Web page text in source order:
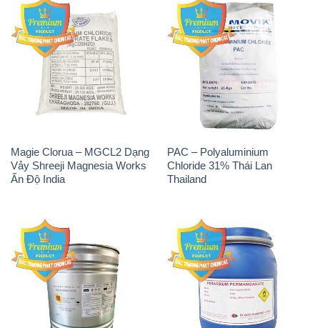
Magie Clorua – MGCL2 Dạng
Vảy Shreeji Magnesia Works
Ấn Độ India
PAC – Polyaluminium
Chloride 31% Thái Lan
Thailand